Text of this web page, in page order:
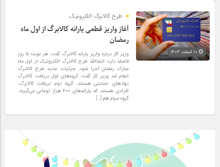
طرح کالابرگ الکترونیک
آغاز واریز قطعی یارانه کالابرگ از اول ماه
رمضان
وزیر کار درباره واریز یارانه کالابرگ گفت: هر نوبت ۵ روز
فاصله دارد؛ انشاالله طرح کالابرگ الکترونیک از اول ماه
مبارک رمضان اجرا شود. جزئیات جدید طرح کالابرگ
اعلام شد وزیر کار گفت: گروه‌های اول دریافت کالابرگ
نهاد‌های حمایتی هستند. گروه دوم دریافت کالابرگ،
افرادی هستند که یارانه‌های ۴۰۰ هزار تومانی می‌گیرند.
گروه سوم هم […]